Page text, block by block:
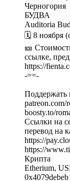
Черногория
БУДВА
Auditoria
🗓 8 ноября
🎫
ссылке,
https://
-==-
Поддержать
patreon.com/
boosty.to/
Ссылки на
перевод на
https://
https://
Крипта
Etherium,